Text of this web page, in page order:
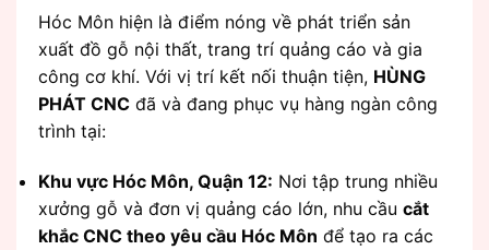
Hóc Môn hiện là điểm nóng về phát triển sản
xuất đồ gỗ nội thất, trang trí quảng cáo và gia
công cơ khí. Với vị trí kết nối thuận tiện, HÙNG
PHÁT CNC đã và đang phục vụ hàng ngàn công
trình tại:
Khu vực Hóc Môn, Quận 12: Nơi tập trung nhiều
xưởng gỗ và đơn vị quảng cáo lớn, nhu cầu cắt
khắc CNC theo yêu cầu Hóc Môn để tạo ra các